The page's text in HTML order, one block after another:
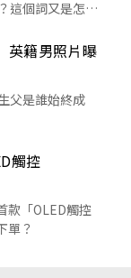
這個詞又是怎麼
英籍男照片曝
父是誰始終成
觸控
款「OLED觸控
單？